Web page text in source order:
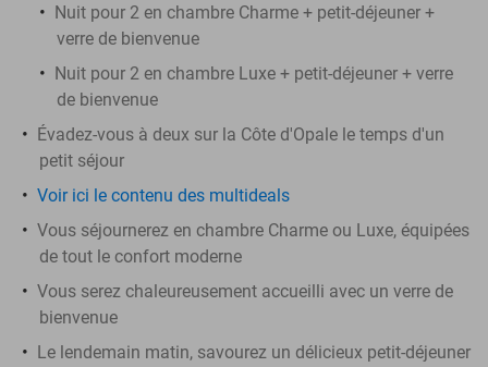
Nuit pour 2 en chambre Charme + petit-déjeuner +
verre de bienvenue
Nuit pour 2 en chambre Luxe + petit-déjeuner + verre
de bienvenue
Évadez-vous à deux sur la Côte d'Opale le temps d'un
petit séjour
Voir ici le contenu des multideals
Vous séjournerez en chambre Charme ou Luxe, équipées
de tout le confort moderne
Vous serez chaleureusement accueilli avec un verre de
bienvenue
Le lendemain matin, savourez un délicieux petit-déjeuner